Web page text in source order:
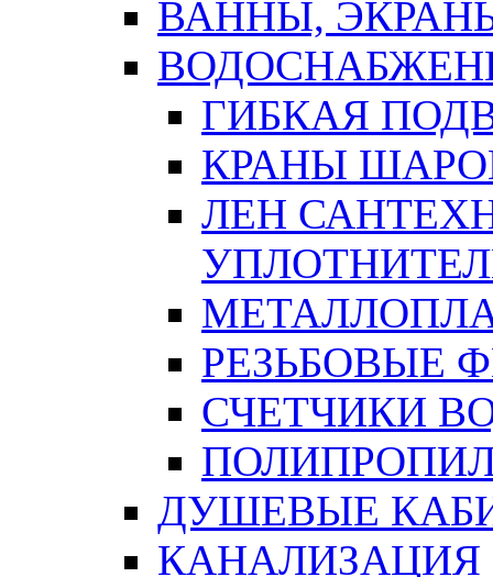
ВАННЫ,
ГИБКАЯ
КРАНЫ
ЛЕН
РЕЗЬБОВЫЕ
СЧЕТЧИКИ
ДУШЕВЫЕ
КАНАЛИЗАЦИЯ